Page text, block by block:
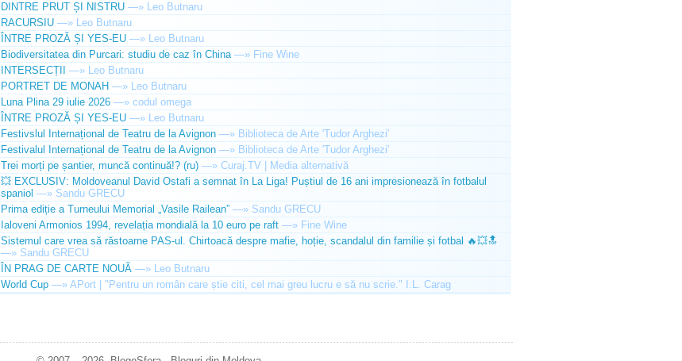
DINTRE PRUT ȘI NISTRU —» Leo Butnaru
RACURSIU —» Leo Butnaru
ÎNTRE PROZĂ ȘI YES-EU —» Leo Butnaru
Biodiversitatea din Purcari: studiu de caz în China —» Fine Wine
INTERSECȚII —» Leo Butnaru
PORTRET DE MONAH —» Leo Butnaru
Luna Plina 29 iulie 2026 —» codul omega
ÎNTRE PROZĂ ȘI YES-EU —» Leo Butnaru
Festivslul Internațional de Teatru de la Avignon —» Biblioteca de Arte 'Tudor Arghezi'
Festivalul Internațional de Teatru de la Avignon —» Biblioteca de Arte 'Tudor Arghezi'
Trei morți pe șantier, muncă continuă!? (ru) —» Curaj.TV | Media alternativă
💥 EXCLUSIV: Moldoveanul David Ostafi a semnat în La Liga! Puștiul de 16 ani impresionează în fotbalul
spaniol —» Sandu GRECU
Prima ediție a Turneului Memorial „Vasile Railean” —» Sandu GRECU
Ialoveni Armonios 1994, revelația mondială la 10 euro pe raft —» Fine Wine
Sistemul care vrea să răstoarne PAS-ul. Chirtoacă despre mafie, hoție, scandalul din familie și fotbal 🔥💥🔝
—» Sandu GRECU
ÎN PRAG DE CARTE NOUĂ —» Leo Butnaru
World Cup —» APort | "Pentru un român care știe citi, cel mai greu lucru e să nu scrie." I.L. Carag